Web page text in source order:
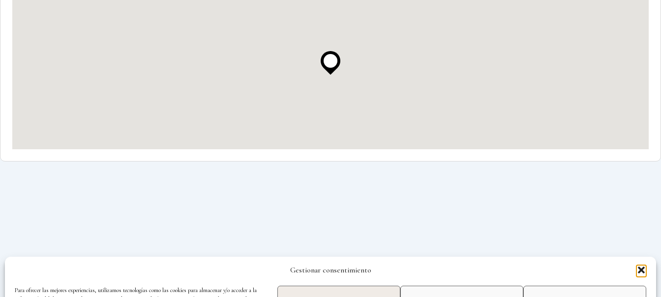
Gestionar consentimiento
Para ofrecer las mejores experiencias, utilizamos tecnologías como las cookies para almacenar y/o acceder a la